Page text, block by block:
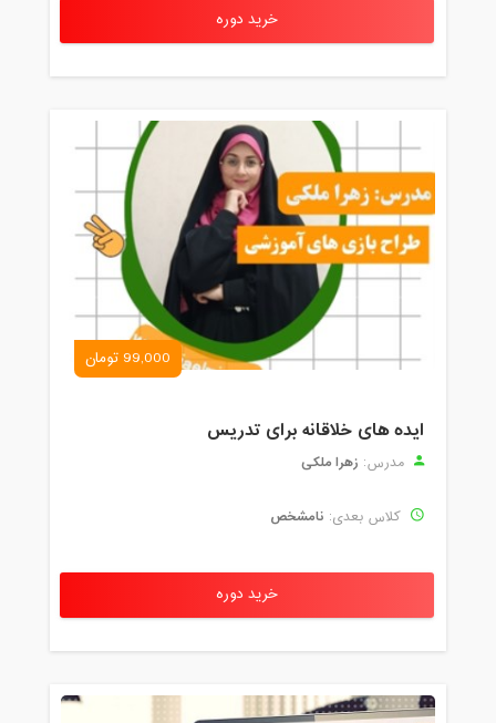
خرید دوره
99,000 تومان
ایده های خلاقانه برای تدریس
مدرس: زهرا ملکی
کلاس بعدی: نامشخص
خرید دوره